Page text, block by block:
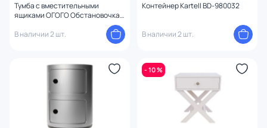
Тумба с вместительными
ящиками ОГОГО Обстановочка
В наличии 2 шт.
Контейнер Kartell BD-980032
В наличии 2 шт.
- 10 %